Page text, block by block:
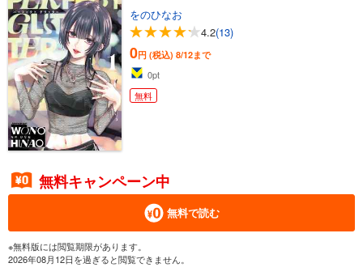
をのひなお
4.2(13)
0円 (税込) 8/12まで
0pt
無料
無料キャンペーン中
無料で読む
※無料版には閲覧期限があります。
2026年08月12日を過ぎると閲覧できません。